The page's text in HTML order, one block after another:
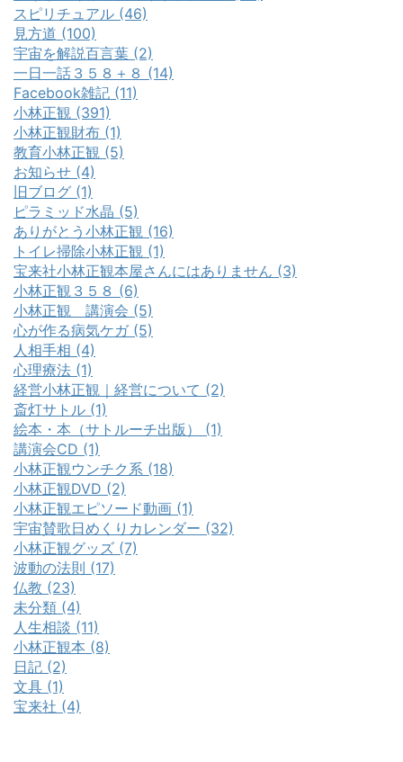
スピリチュアル (46)
見方道 (100)
宇宙を解説百言葉 (2)
一日一話３５８＋８ (14)
Facebook雑記 (11)
小林正観 (391)
小林正観財布 (1)
教育小林正観 (5)
お知らせ (4)
旧ブログ (1)
ピラミッド水晶 (5)
ありがとう小林正観 (16)
トイレ掃除小林正観 (1)
宝来社小林正観本屋さんにはありません (3)
小林正観３５８ (6)
小林正観 講演会 (5)
心が作る病気ケガ (5)
人相手相 (4)
心理療法 (1)
経営小林正観｜経営について (2)
斎灯サトル (1)
絵本・本（サトルーチ出版） (1)
講演会CD (1)
小林正観ウンチク系 (18)
小林正観DVD (2)
小林正観エピソード動画 (1)
宇宙賛歌日めくりカレンダー (32)
小林正観グッズ (7)
波動の法則 (17)
仏教 (23)
未分類 (4)
人生相談 (11)
小林正観本 (8)
日記 (2)
文具 (1)
宝来社 (4)